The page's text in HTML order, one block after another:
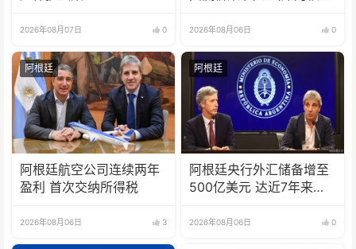
2026年08月07日 0 2026年08月06日 0
阿根廷
阿根廷航空公司连续两年
盈利 首次交纳所得税
2026年08月06日 3
阿根廷
阿根廷央行外汇储备增至
500亿美元 达近7年来最
2026年08月06日 0